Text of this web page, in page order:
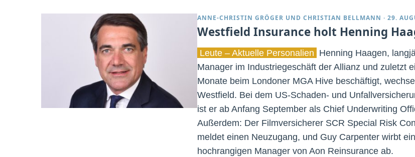
ANNE-CHRISTIN GRÖGER UND CHRISTIAN BELLMANN · 29.
Westfield Insurance holt Henning
Leute – Aktuelle Personalien Henning Haagen,
Manager im Industriegeschäft der Allianz und zuletzt
Monate beim Londoner MGA Hive beschäftigt,
Westfield. Bei dem US-Schaden- und
ist er ab Anfang September als Chief Underwriting
Außerdem: Der Filmversicherer SCR Special Risk
meldet einen Neuzugang, und Guy Carpenter wirbt
hochrangigen Manager von Aon Reinsurance ab.